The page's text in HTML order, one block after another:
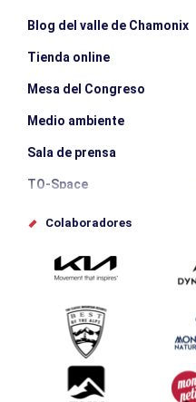
Blog del valle de Chamonix
Tienda online
Mesa del Congreso
Medio ambiente
Sala de prensa
TO-Space
Offices de tourisme
Envíe su evento
Service groupes et
Descargar
Turismo y discapacidad
Colaboradores